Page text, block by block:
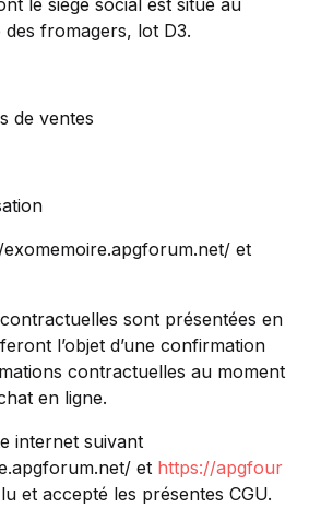
le siège social est situé au
fromagers, lot D3.
de ventes
et
sont présentées en
l’objet d’une confirmation
contractuelles au moment
en ligne.
internet suivant
et https://apgfour
et accepté les présentes CGU.